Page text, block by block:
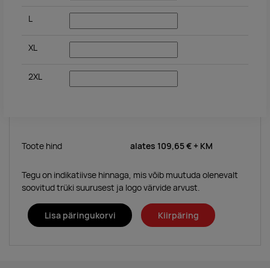
L
XL
2XL
Toote hind alates 109,65 € + KM
Tegu on indikatiivse hinnaga, mis võib muutuda olenevalt
soovitud trüki suurusest ja logo värvide arvust.
Lisa päringukorvi Kiirpäring